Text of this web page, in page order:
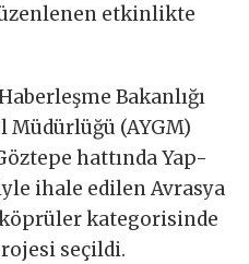
etkinlikte
Bakanlığı
Müdürlüğü (AYGM)
hattında Yap-
ihale edilen Avrasya
kategorisinde
seçildi.